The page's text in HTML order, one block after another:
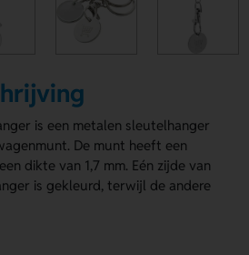
is een metalen sleutelhanger
De munt heeft een
dikte van 1,7 mm. Eén zijde van
is gekleurd, terwijl de andere